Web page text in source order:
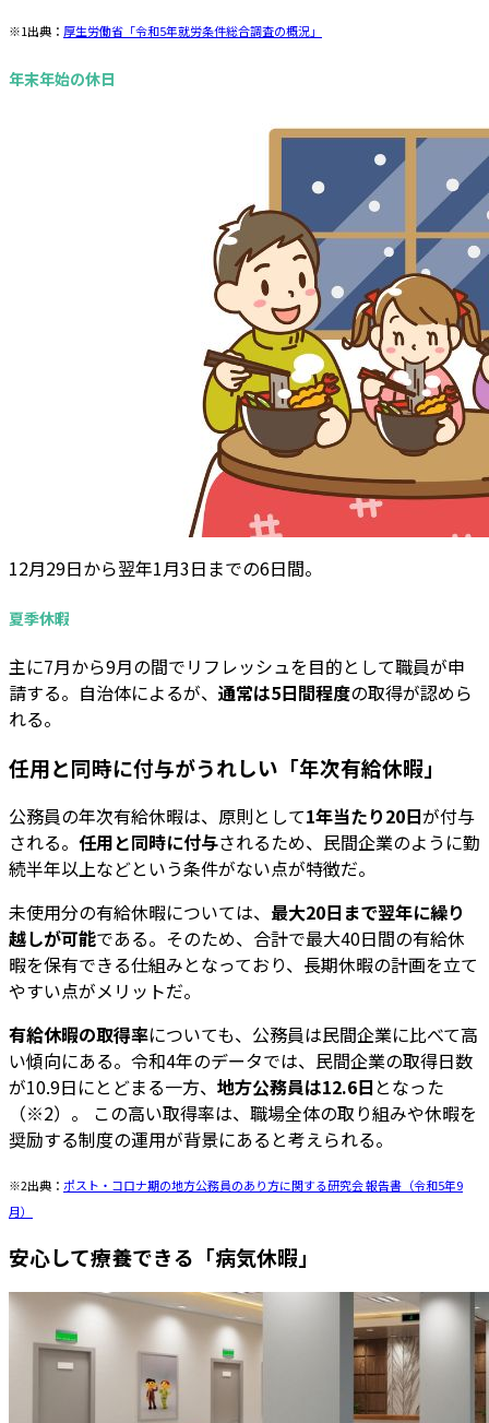
※1出典： 厚生労働省「令和5年就労条件総合調査の概況」
年末年始の休日
12月29日から翌年1月3日までの6日間。
夏季休暇
主に7月から9月の間でリフレッシュを目的として職員が申
請する。自治体によるが、 通常は5日間程度の取得が認めら
れる。
任用と同時に付与がうれしい「年次有給休暇」
公務員の年次有給休暇は、原則として1年当たり20日が付与
される。 任用と同時に付与されるため、民間企業のように勤
続半年以上などという条件がない点が特徴だ。
未使用分の有給休暇については、 最大20日まで翌年に繰り
越しが可能である。そのため、合計で最大40日間の有給休
暇を保有できる仕組みとなっており、長期休暇の計画を立て
やすい点がメリットだ。
有給休暇の取得率についても、公務員は民間企業に比べて高
い傾向にある。令和4年のデータでは、民間企業の取得日数
が10.9日にとどまる一方、 地方公務員は12.6日 となった
（※2）。 この高い取得率は、職場全体の取り組みや休暇を
奨励する制度の運用が背景にあると考えられる。
※2出典： ポスト・コロナ期の地方公務員のあり方に関する研究会 報告書（令和5年9
月）
安心して療養できる「病気休暇」